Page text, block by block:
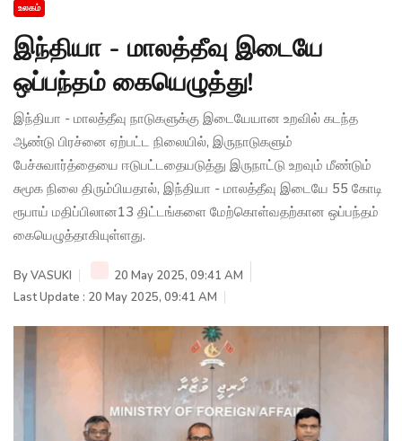
உலகம்
இந்தியா - மாலத்தீவு இடையே
ஒப்பந்தம் கையெழுத்து!
இந்தியா - மாலத்தீவு நாடுகளுக்கு இடையேயான உறவில் கடந்த
ஆண்டு பிரச்னை ஏற்பட்ட நிலையில், இருநாடுகளும்
பேச்சுவார்த்தையை ஈடுபட்டதையடுத்து இருநாட்டு உறவும் மீண்டும்
சுமூக நிலை திரும்பியதால், இந்தியா - மாலத்தீவு இடையே 55 கோடி
ரூபாய் மதிப்பிலான13 திட்டங்களை மேற்கொள்வதற்கான ஒப்பந்தம்
கையெழுத்தாகியுள்ளது.
ByVASUKI
20 May 2025, 09:41 AM
Last Update : 20 May 2025, 09:41 AM